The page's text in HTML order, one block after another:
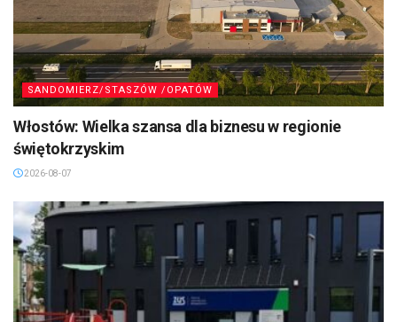
SANDOMIERZ/STASZÓW /OPATÓW
Włostów: Wielka szansa dla biznesu w regionie
świętokrzyskim
2026-08-07